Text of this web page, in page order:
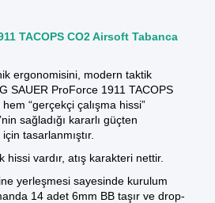
TACOPS CO2 Airsoft Tabanca
ergonomisini, modern taktik
SAUER ProForce 1911 TACOPS
“gerçekçi çalışma hissi”
sağladığı kararlı güçten
tasarlanmıştır.
hissi vardır, atış karakteri nettir.
yerleşmesi sayesinde kurulum
14 adet 6mm BB taşır ve drop-